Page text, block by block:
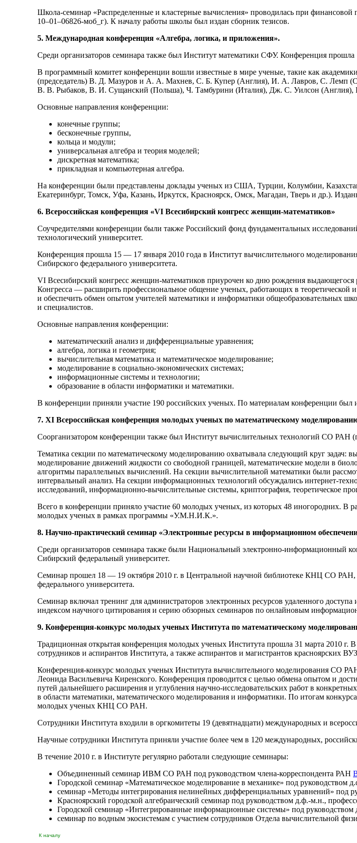
Школа-семинар «Распределенные и кластерные вычисления» проводилась при
10–01–06826-моб_г). К началу работы школы был издан сборник тезисов.
5. Международная конференция «Алгебра, логика, и приложения».
Среди организаторов семинара также был Институт математики СФУ. Конференция
В программный комитет конференции вошли известные в мире ученые, такие как академики
(председатель) В. Д. Мазуров и А. А. Махнев, С. Б. Купер (Англия), И. А. Лавров, С. Лемп
В. В. Рыбаков, В. И. Сущанский (Польша), Ч. Тамбурини (Италия), Дж. С. Уилсон (Англия),
Основные направления конференции:
конечные группы;
бесконечные группы,
кольца и модули;
универсальная алгебра и теория моделей;
дискретная математика;
прикладная и компьютерная алгебра.
На конференции были представлены доклады ученых из США, Турции, Колумбии,
Екатеринбург, Томск, Уфа, Казань, Иркутск, Красноярск, Омск, Магадан, Тверь и др.).
6. Всероссийская конференция «VI Всесибирский конгресс женщин-математиков»
Соучредителями конференции были также Российский фонд фундаментальных
технологический университет.
Конференция прошла 15 — 17 января 2010 года в Институт вычислительного
Сибирского федерального университета.
VI Всесибирский конгресс женщин-математиков приурочен ко дню рождения
Конгресса — расширить профессиональное общение ученых, работающих в
и обеспечить обмен опытом учителей математики и информатики общеобразовательных
и специалистов.
Основные направления конференции:
математический анализ и дифференциальные уравнения;
алгебра, логика и геометрия;
вычислительная математика и математическое моделирование;
моделирование в социально-экономических системах;
информационные системы и технологии;
образование в области информатики и математики.
В конференции приняли участие 190 российских ученых. По материалам конференции был
7. XI Всероссийская конференция молодых ученых по математическому
Соорганизатором конференции также был Институт вычислительных технологий СО
Тематика секции по математическому моделированию охватывала следующий круг задач:
моделирование движений жидкости со свободной границей, математические модели в
алгоритмы параллельных вычислений. На секции вычислительной математики были
интервальный анализ. На секции информационных технологий обсуждались интернет-
исследований, информационно-вычислительные системы, криптография, теоретическое
Всего в конференции приняло участие 60 молодых ученых, из которых 48 иногородних. В
молодых ученых в рамках программы «У.М.Н.И.К.».
8. Научно-практический семинар «Электронные ресурсы в информационном
Среди организаторов семинара также были Национальный электронно-
Сибирский федеральный университет.
Семинар прошел 18 — 19 октября 2010 г. в Центральной научной библиотеке КНЦ СО
федерального университета.
Семинар включал тренинг для администраторов электронных ресурсов удаленного
индексом научного цитирования и серию обзорных семинаров по онлайновым
9. Конференция-конкурс молодых ученых Института по математическому
Традиционная открытая конференция молодых ученых Института прошла 31 марта 2010 г.
сотрудников и аспирантов Института, а также аспирантов и магистрантов красноярских
Конференция-конкурс молодых ученых Института вычислительного моделирования СО
Леонида Васильевича Киренского. Конференция проводится с целью обмена опытом и
путей дальнейшего расширения и углубления научно-исследовательских работ в
в области математики, математического моделирования и информатики. По итогам
молодых ученых КНЦ СО РАН.
Сотрудники Института входили в оргкомитеты 19 (девятнадцати) международных и
Научные сотрудники Института приняли участие более чем в 120 международных,
В течение 2010 г. в Институте регулярно работали следующие семинары:
Объединенный семинар ИВМ СО РАН под руководством члена-корреспондента РАН
Городской семинар «Математическое моделирование в механике» под руководством
семинар «Методы интегрирования нелинейных дифференциальных уравнений» под
Красноярский городской алгебраический семинар под руководством д.ф.-м.н.,
Городской семинар «Интегрированные информационные системы» под руководством
семинар по водным экосистемам с участием сотрудников Отдела вычислительной
К началу